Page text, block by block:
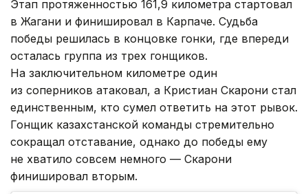
Этап протяженностью 161,9 километра стартовал
в Жагани и финишировал в Карпаче. Судьба
победы решилась в концовке гонки, где впереди
осталась группа из трех гонщиков.
На заключительном километре один
из соперников атаковал, а Кристиан Скарони стал
единственным, кто сумел ответить на этот рывок.
Гонщик казахстанской команды стремительно
сокращал отставание, однако до победы ему
не хватило совсем немного — Скарони
финишировал вторым.